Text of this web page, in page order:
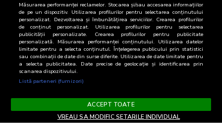
Măsurarea performanței reclamelor. Stocarea și/sau accesarea informațiilor
de pe un dispozitiv. Utilizarea profilurilor pentru selectarea conținutului
personalizat. Dezvoltarea și îmbunătățirea serviciilor. Crearea profilurilor
de conținut personalizat. Utilizarea profilurilor pentru selectarea
publicității personalizate. Crearea profilurilor pentru publicitate
personalizată. Măsurarea performanței conținutului. Utilizarea datelor
limitate pentru a selecta conținutul. Înțelegerea publicului prin statistici
sau combinații de date din surse diferite. Utilizarea de date limitate pentru
a selecta publicitatea. Date precise de geolocație și identificarea prin
scanarea dispozitivului.
Listă parteneri (furnizori)
ACCEPT TOATE
VREAU SA MODIFIC SETARILE INDIVIDUAL